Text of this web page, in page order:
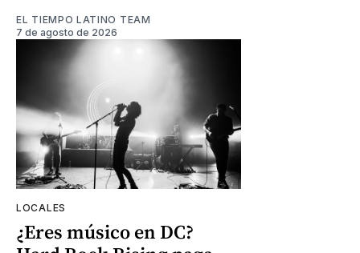
EL TIEMPO LATINO TEAM
7 de agosto de 2026
LOCALES
¿Eres músico en DC?